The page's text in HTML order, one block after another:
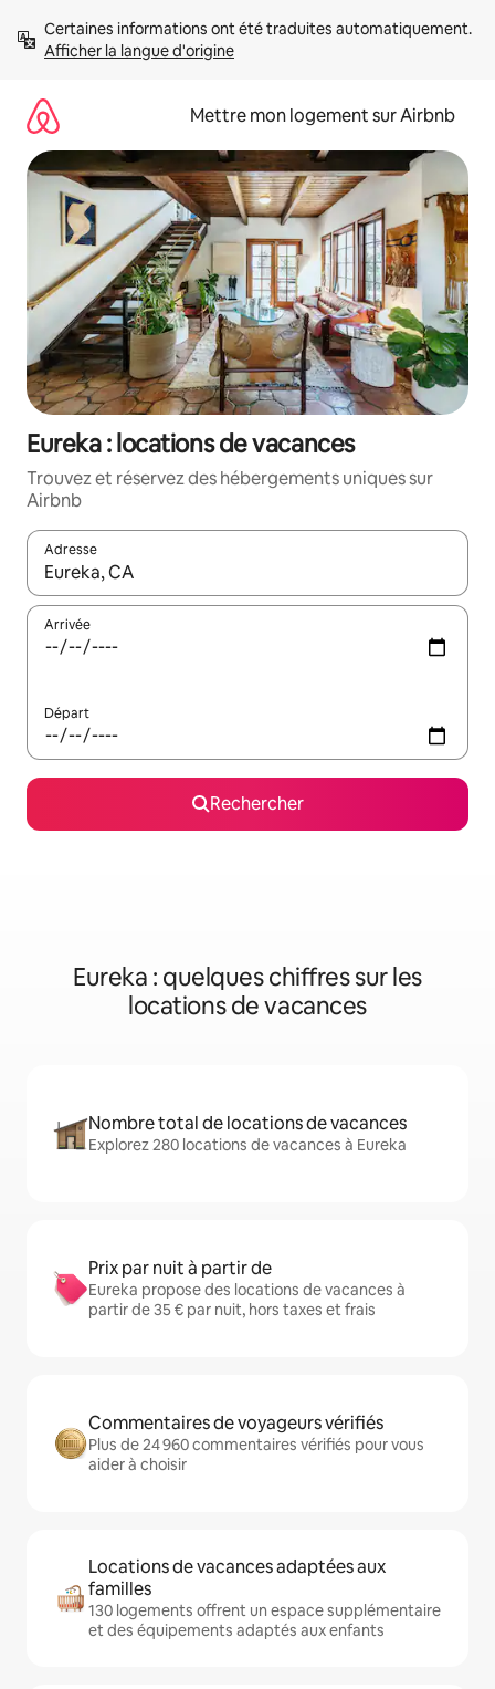
directement
Afficher la langue d'origine
Mettre mon logement sur Airbnb
Eureka : locations de vacances
Trouvez et réservez des hébergements uniques sur
Airbnb
Adresse
Lorsque les résultats s'affichent, utilisez les flèches vers le
Arrivée
Départ
Rechercher
Eureka : quelques chiffres sur les
locations de vacances
Nombre total de locations de vacances
Explorez 280 locations de vacances à Eureka
Prix par nuit à partir de
Eureka propose des locations de vacances à
partir de 35 € par nuit, hors taxes et frais
Commentaires de voyageurs vérifiés
Plus de 24 960 commentaires vérifiés pour vous
aider à choisir
Locations de vacances adaptées aux
familles
130 logements offrent un espace supplémentaire
et des équipements adaptés aux enfants